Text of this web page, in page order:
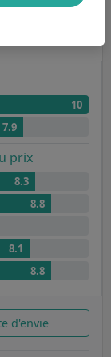
10
7.9
prix
8.3
8.8
8.1
8.8
d'envie